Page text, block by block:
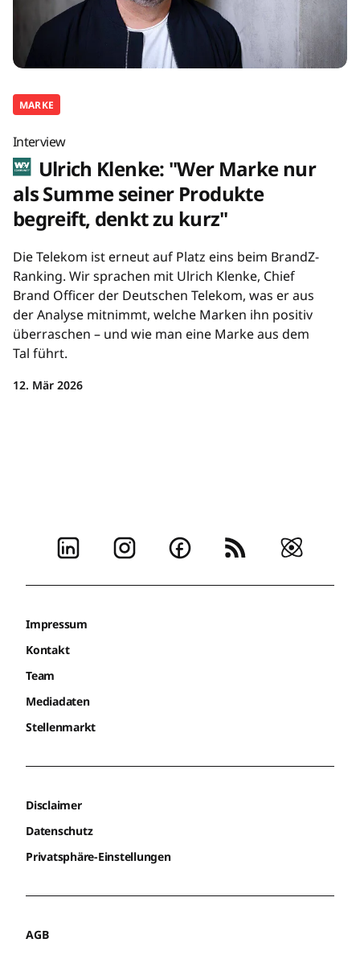
MARKE
Interview
Ulrich Klenke: "Wer Marke nur
als Summe seiner Produkte
begreift, denkt zu kurz"
Die Telekom ist erneut auf Platz eins beim BrandZ-
Ranking. Wir sprachen mit Ulrich Klenke, Chief
Brand Officer der Deutschen Telekom, was er aus
der Analyse mitnimmt, welche Marken ihn positiv
überraschen – und wie man eine Marke aus dem
Tal führt.
12. Mär 2026
Impressum
Kontakt
Team
Mediadaten
Stellenmarkt
Disclaimer
Datenschutz
Privatsphäre-Einstellungen
AGB